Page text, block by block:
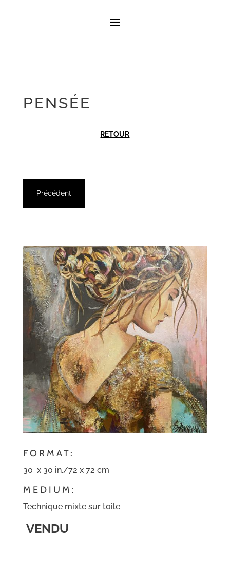
PENSÉE
RETOUR
Précédent
FORMAT:
30 x 30 in./72 x 72 cm
MEDIUM:
Technique mixte sur toile
VENDU